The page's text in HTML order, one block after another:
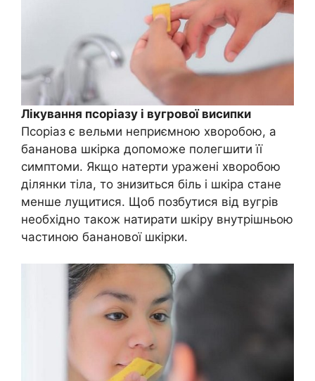
Лікування псоріазу і вугрової висипки
Псоріаз є вельми неприємною хворобою, а
бананова шкірка допоможе полегшити її
симптоми. Якщо натерти уражені хворобою
ділянки тіла, то знизиться біль і шкіра стане
менше лущитися. Щоб позбутися від вугрів
необхідно також натирати шкіру внутрішньою
частиною бананової шкірки.